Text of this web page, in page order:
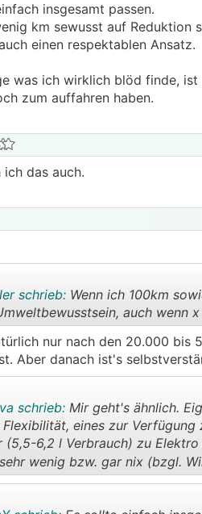
insgesamt passen.
km sewusst auf Reduktion
einen respektablen Ansatz.
was ich wirklich blöd finde, ist
zum auffahren haben.
ich das auch.
schrieb:Wenn ich 100km
auch wenn
nur nach den 20.000 bis
Aber danach ist's
schrieb:Mir geht's ähnlich.
eines zur
(5,5-6,2 l Verbrauch) zu
wenig bzw. gar nix (bzgl.